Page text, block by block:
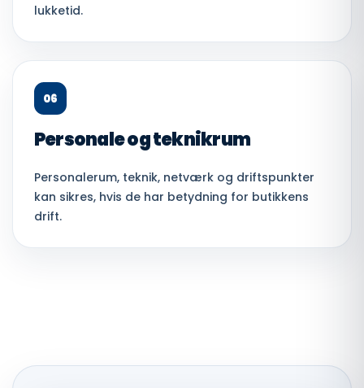
lukketid.
06
Personale og teknikrum
Personalerum, teknik, netværk og driftspunkter
kan sikres, hvis de har betydning for butikkens
drift.